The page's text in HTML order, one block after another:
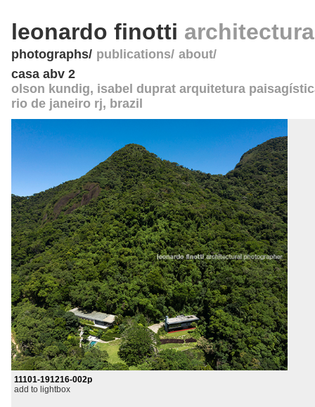
leonardo finotti
photographs publications about
casa abv 2
olson kundig, isabel duprat arquitetura
rio de janeiro rj, brazil
11101-191216-002p
add to lightbox